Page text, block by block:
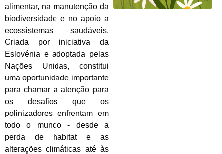
alimentar, na manutenção da
biodiversidade e no apoio a
ecossistemas saudáveis.
Criada por iniciativa da
Eslovénia e adoptada pelas
Nações Unidas, constitui
uma oportunidade importante
para chamar a atenção para
os desafios que os
polinizadores enfrentam em
todo o mundo - desde a
perda de habitat e as
alterações climáticas até às